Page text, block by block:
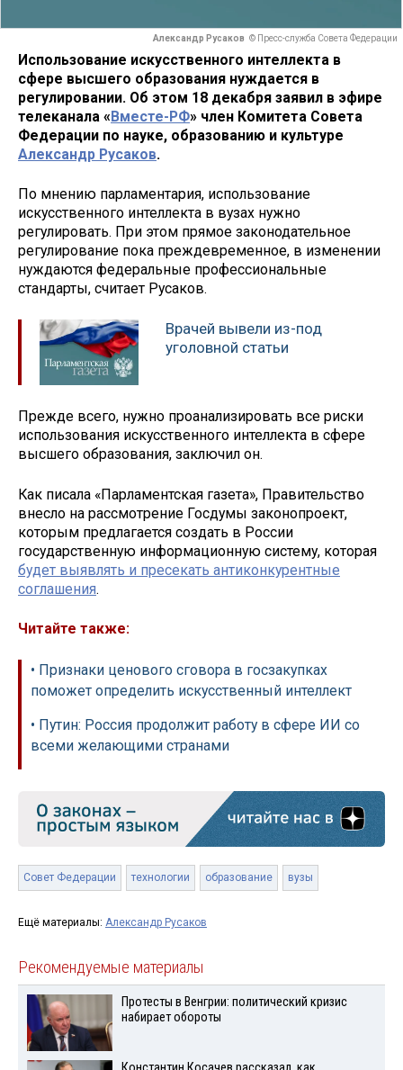
Александр Русаков © Пресс-служба Совета Федерации
Использование искусственного интеллекта в
сфере высшего образования нуждается в
регулировании. Об этом 18 декабря заявил в эфире
телеканала «Вместе-РФ» член Комитета Совета
Федерации по науке, образованию и культуре
Александр Русаков.
По мнению парламентария, использование
искусственного интеллекта в вузах нужно
регулировать. При этом прямое законодательное
регулирование пока преждевременное, в изменении
нуждаются федеральные профессиональные
стандарты, считает Русаков.
Врачей вывели из-под
уголовной статьи
Прежде всего, нужно проанализировать все риски
использования искусственного интеллекта в сфере
высшего образования, заключил он.
Как писала «Парламентская газета», Правительство
внесло на рассмотрение Госдумы законопроект,
которым предлагается создать в России
государственную информационную систему, которая
будет выявлять и пресекать антиконкурентные
соглашения.
Читайте также:
• Признаки ценового сговора в госзакупках
поможет определить искусственный интеллект
• Путин: Россия продолжит работу в сфере ИИ со
всеми желающими странами
Совет Федерации технологии образование вузы
Ещё материалы: Александр Русаков
Рекомендуемые материалы
Протесты в Венгрии: политический кризис
набирает обороты